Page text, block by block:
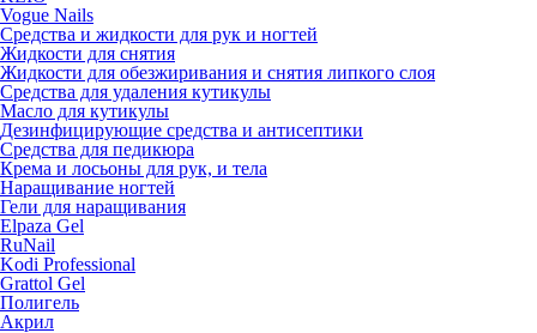
Vogue Nails
Средства и жидкости для рук и ногтей
Жидкости для снятия
Жидкости для обезжиривания и снятия липкого слоя
Средства для удаления кутикулы
Масло для кутикулы
Дезинфицирующие средства и антисептики
Средства для педикюра
Крема и лосьоны для рук, и тела
Наращивание ногтей
Гели для наращивания
Elpaza Gel
RuNail
Kodi Professional
Grattol Gel
Полигель
Акрил